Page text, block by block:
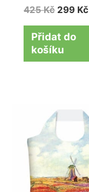
425Kč 299 Kč
Přidat do
košíku
Původní
cena
259